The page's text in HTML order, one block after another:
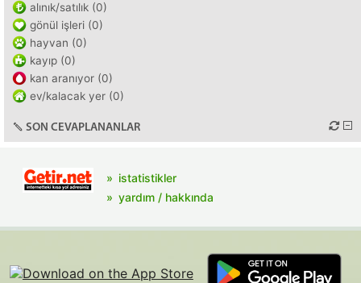
alınık/satılık (0)
gönül işleri (0)
hayvan (0)
kayıp (0)
kan aranıyor (0)
ev/kalacak yer (0)
SON CEVAPLANANLAR
istatistikler
yardım / hakkında